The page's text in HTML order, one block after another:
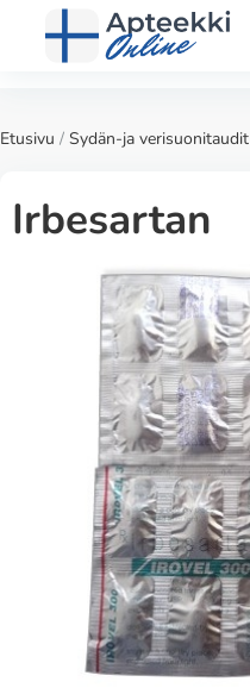
Etusivu / Sydän-ja verisuonitaudit
Irbesartan